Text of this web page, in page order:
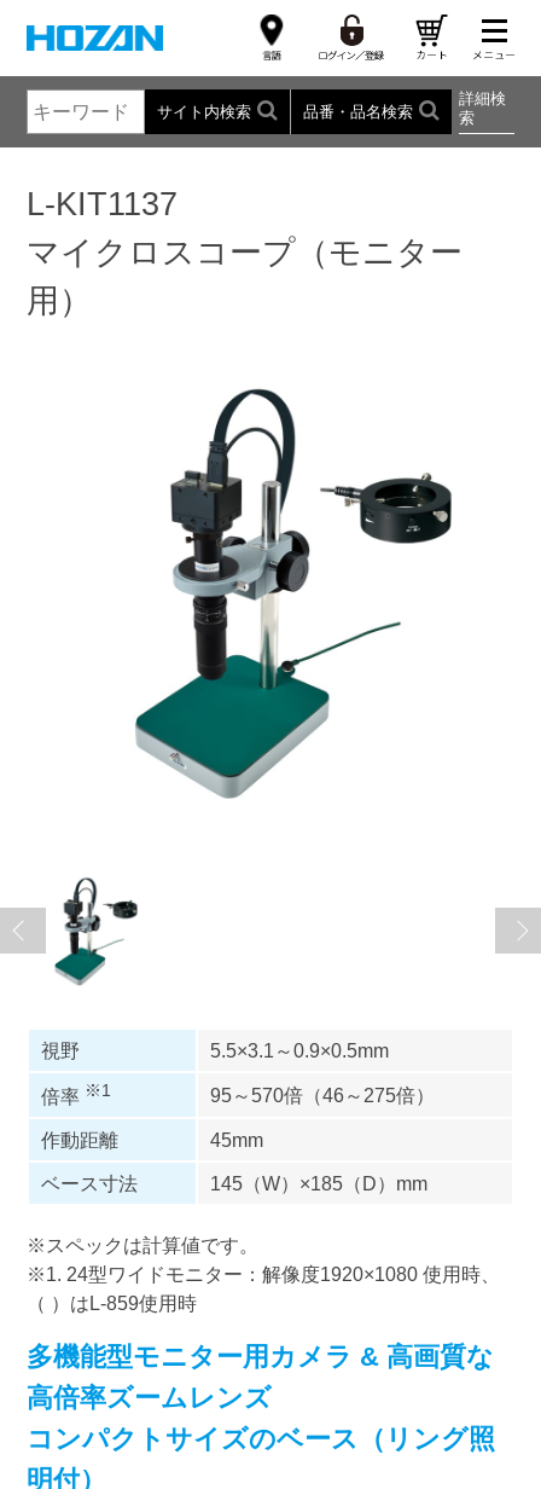
サイト内検索 品番・品名検索
詳細検
索
L-KIT1137
マイクロスコープ（モニター
用）
視野 5.5×3.1～0.9×0.5mm
倍率 ※1 95～570倍（46～275倍）
作動距離
45mm
ベース寸法
145（W）×185（D）mm
※スペックは計算値です。
※1. 24型ワイドモニター：解像度1920×1080 使用時、
（ ）はL-859使用時
多機能型モニター用カメラ & 高画質な
高倍率ズームレンズ
コンパクトサイズのベース（リング照
明付）